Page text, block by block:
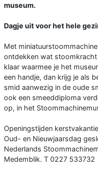
museum.
Dagje uit voor het hele
Met
ontdekken wat
klaar waarmee je het
een handje, dan krijg je als
smid aanwezig in de oude
ook een smeeddiploma
op, in het
Openingstijden
Oud- en Nieuwjaarsdag
Nederlands
Medemblik. T 0227 533732